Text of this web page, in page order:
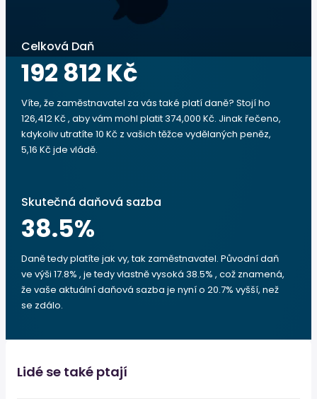
Celková Daň
192 812 Kč
Víte, že zaměstnavatel za vás také platí daně? Stojí ho
126,412 Kč , aby vám mohl platit 374,000 Kč. Jinak řečeno,
kdykoliv utratíte 10 Kč z vašich těžce vydělaných peněz,
5,16 Kč jde vládě.
Skutečná daňová sazba
38.5%
Daně tedy platíte jak vy, tak zaměstnavatel. Původní daň
ve výši 17.8% , je tedy vlastně vysoká 38.5% , což znamená,
že vaše aktuální daňová sazba je nyní o 20.7% vyšší, než
se zdálo.
Lidé se také ptají